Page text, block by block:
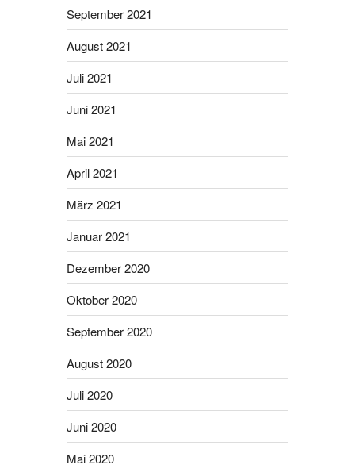
September 2021
August 2021
Juli 2021
Juni 2021
Mai 2021
April 2021
März 2021
Januar 2021
Dezember 2020
Oktober 2020
September 2020
August 2020
Juli 2020
Juni 2020
Mai 2020